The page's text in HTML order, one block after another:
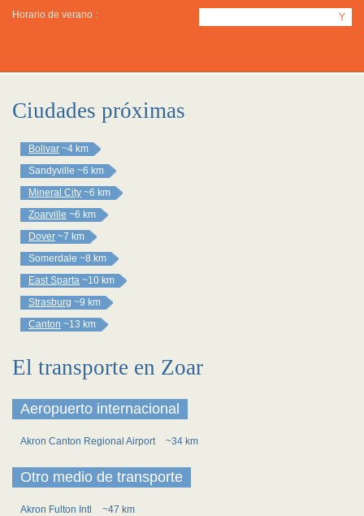
Horario de verano : Y
Ciudades próximas
Bolivar ~4 km
Sandyville ~6 km
Mineral City ~6 km
Zoarville ~6 km
Dover ~7 km
Somerdale ~8 km
East Sparta ~10 km
Strasburg ~9 km
Canton ~13 km
El transporte en Zoar
Aeropuerto internacional
Akron Canton Regional Airport ~34 km
Otro medio de transporte
Akron Fulton Intl ~47 km